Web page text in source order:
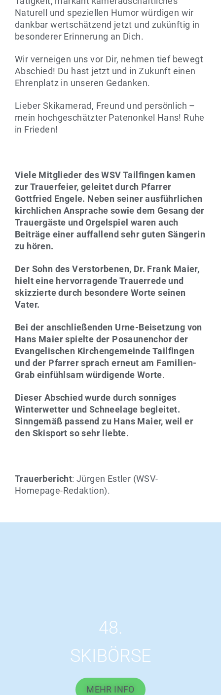
Naturell und speziellen Humor würdigen wir
dankbar wertschätzend jetzt und zukünftig in
besonderer Erinnerung an Dich.
Wir verneigen uns vor Dir, nehmen tief bewegt
Abschied! Du hast jetzt und in Zukunft einen
Ehrenplatz in unseren Gedanken.
Lieber Skikamerad, Freund und persönlich –
mein hochgeschätzter Patenonkel Hans! Ruhe
in Frieden!
Viele Mitglieder des WSV Tailfingen kamen
zur Trauerfeier, geleitet durch Pfarrer
Gottfried Engele. Neben seiner ausführlichen
kirchlichen Ansprache sowie dem Gesang der
Trauergäste und Orgelspiel waren auch
Beiträge einer auffallend sehr guten Sängerin
zu hören.
Der Sohn des Verstorbenen, Dr. Frank Maier,
hielt eine hervorragende Trauerrede und
skizzierte durch besondere Worte seinen
Vater.
Bei der anschließenden Urne-Beisetzung von
Hans Maier spielte der Posaunenchor der
Evangelischen Kirchengemeinde Tailfingen
und der Pfarrer sprach erneut am Familien-
Grab einfühlsam würdigende Worte.
Dieser Abschied wurde durch sonniges
Winterwetter und Schneelage begleitet.
Sinngemäß passend zu Hans Maier, weil er
den Skisport so sehr liebte.
Trauerbericht: Jürgen Estler (WSV-
Homepage-Redaktion).
48.
SKIBÖRSE
MEHR INFO